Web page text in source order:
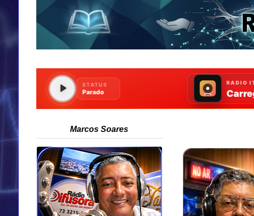
Marcos Soares